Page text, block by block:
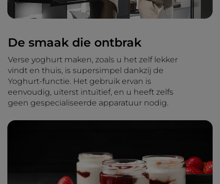
De smaak die ontbrak
Verse yoghurt maken, zoals u het zelf lekker
vindt en thuis, is supersimpel dankzij de
Yoghurt-functie. Het gebruik ervan is
eenvoudig, uiterst intuïtief, en u heeft zelfs
geen gespecialiseerde apparatuur nodig.